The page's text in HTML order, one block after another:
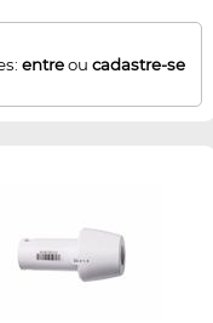
entreou cadastre-se